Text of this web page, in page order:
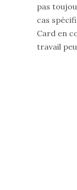
pas
cas
Card en
travail